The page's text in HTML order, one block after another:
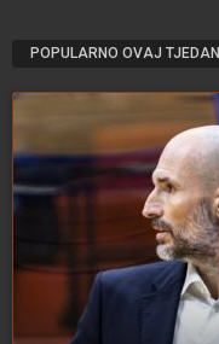
POPULARNO OVAJ TJEDAN